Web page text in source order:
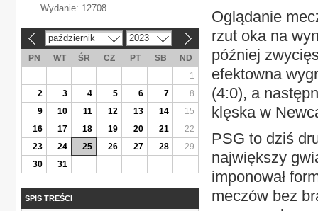
Oglądanie
rzut oka na
później
efektowna
(4:0), a
klęska w
PSG to dziś
największy
imponował
meczów bez
Wydanie: 12708
październik 2023
PN WT ŚR CZ PT SB
ND
1
2
3 4 5 6 7
8
9
10 11 12 13 14
15
16
17 18 19 20 21
22
23
24 25 26 27 28
29
30
31
SPIS TREŚCI